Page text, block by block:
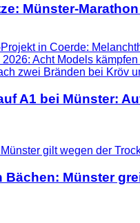
Münster-
in Coerde:
Acht Models
A1 bei Münster:
Bächen: Münster